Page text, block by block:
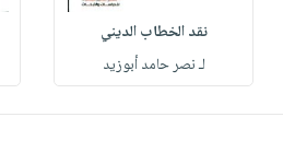
نقد الخطاب الديني
لـ نصر حامد أبوزيد